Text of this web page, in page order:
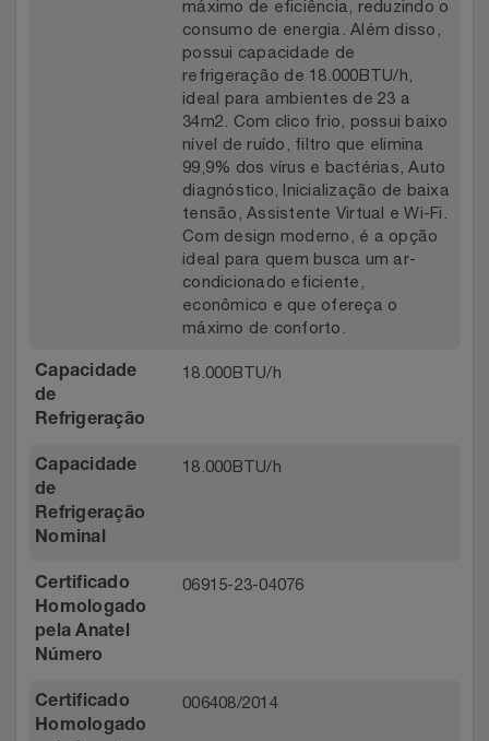
máximo de eficiência, reduzindo o
consumo de energia. Além disso,
possui capacidade de
refrigeração de 18.000BTU/h,
ideal para ambientes de 23 a
34m2. Com clico frio, possui baixo
nível de ruído, filtro que elimina
99,9% dos vírus e bactérias, Auto
diagnóstico, Inicialização de baixa
tensão, Assistente Virtual e Wi-Fi.
Com design moderno, é a opção
ideal para quem busca um ar-
condicionado eficiente,
econômico e que ofereça o
máximo de conforto.
Capacidade
de
Refrigeração
18.000BTU/h
Capacidade
de
Refrigeração
Nominal
18.000BTU/h
Certificado
Homologado
pela Anatel
Número
06915-23-04076
Certificado
Homologado
006408/2014